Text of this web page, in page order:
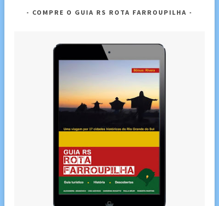
COMPRE O GUIA RS ROTA FARROUPILHA